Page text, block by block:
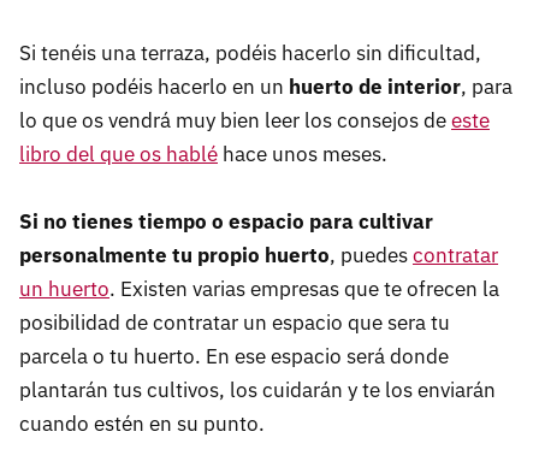
Si tenéis una terraza, podéis hacerlo sin dificultad,
incluso podéis hacerlo en un huerto de interior, para
lo que os vendrá muy bien leer los consejos deeste
libro del que os hablé hace unos meses.
Si no tienes tiempo o espacio para cultivar
personalmente tu propio huerto, puedescontratar
un huerto. Existen varias empresas que te ofrecen la
posibilidad de contratar un espacio que sera tu
parcela o tu huerto. En ese espacio será donde
plantarán tus cultivos, los cuidarán y te los enviarán
cuando estén en su punto.